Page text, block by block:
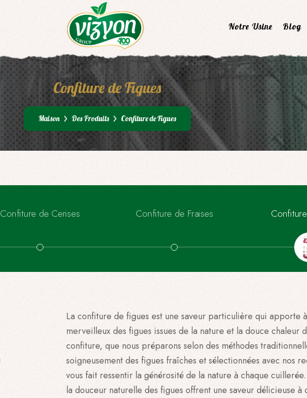
Notre Usine Blog
Confiture de Figues
Maison Des Produits Confiture de Figues
Confiture de Cerises Confiture de Fraises
La confiture de figues est une saveur particulière qui apporte
merveilleux des figues issues de la nature et la douce chaleur
confiture, que nous préparons selon des méthodes
soigneusement des figues fraîches et sélectionnées avec nos
vous fait ressentir la générosité de la nature à chaque
la douceur naturelle des figues offrent une saveur délicieuse à